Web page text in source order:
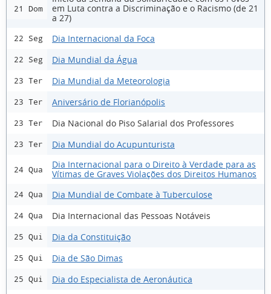
21 Dom
em Luta contra a Discriminação e o Racismo (de 21
a 27)
22 Seg Dia Internacional da Foca
22 Seg Dia Mundial da Água
23 Ter Dia Mundial da Meteorologia
23 Ter Aniversário de Florianópolis
23 Ter Dia Nacional do Piso Salarial dos Professores
23 Ter Dia Mundial do Acupunturista
24 Qua
Dia Internacional para o Direito à Verdade para as
Vítimas de Graves Violações dos Direitos Humanos
24 Qua Dia Mundial de Combate à Tuberculose
24 Qua Dia Internacional das Pessoas Notáveis
25 Qui Dia da Constituição
25 Qui Dia de São Dimas
25 Qui
Dia do Especialista de Aeronáutica